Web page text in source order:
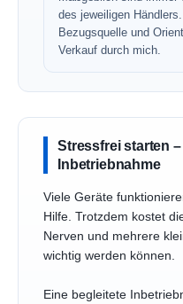
des jeweiligen
Bezugsquelle und
Verkauf durch mich.
Stressfrei starten
Inbetriebnahme
Viele Geräte
Hilfe. Trotzdem kostet
Nerven und mehrere
wichtig werden können.
Eine begleitete